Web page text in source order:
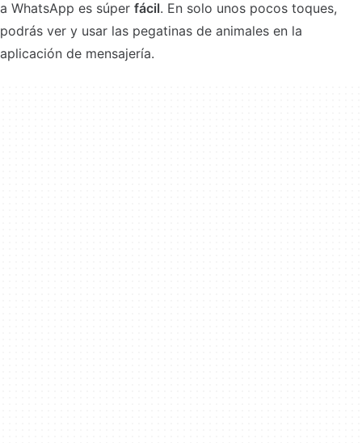
a WhatsApp es súper fácil. En solo unos pocos toques,
podrás ver y usar las pegatinas de animales en la
aplicación de mensajería.